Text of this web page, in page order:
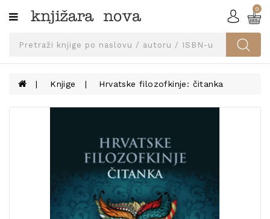
Kategorije
SVEUČILIŠNA
UDŽBENICI
KNJIGE
0
Knjige Hrvatske filozofkinje: čitanka